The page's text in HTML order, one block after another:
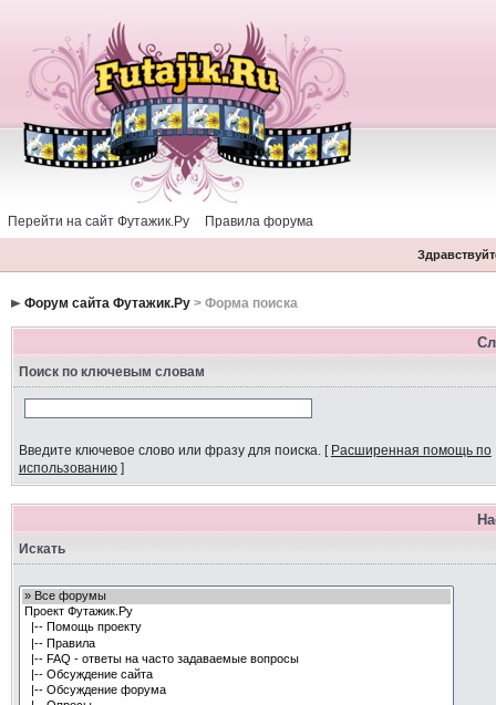
Перейти на сайт Футажик.Ру Правила форума
Форум сайта Футажик.Ру> Форма поиска
Поиск по ключевым словам
Введите ключевое слово или фразу для поиска.[ Расширенная помощь по
использованию]
Искать